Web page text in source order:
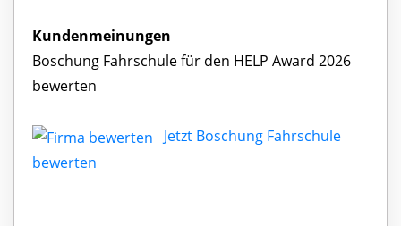
Kundenmeinungen
Boschung Fahrschule für den HELP Award 2026
bewerten
Jetzt Boschung Fahrschule
bewerten